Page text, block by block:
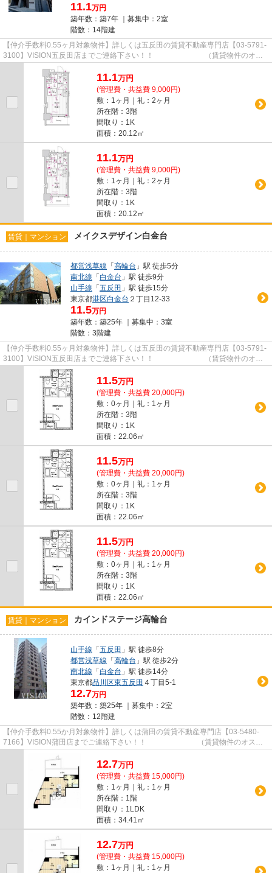
11.1万円
築年数：築7年 ｜募集中： 2室
階数：14階建
【仲介手数料0.55ヶ月対象物件】詳しくは五反田の賃貸不動産専門店【03-5791-
3100】VISION五反田店までご連絡下さい！！ （賃貸物件のオス
スメポイント）2駅利用可 脱衣...
11.1万円
(管理費・共益費 9,000円)
敷：1ヶ月｜礼：2ヶ月
所在階：3階
間取り：1K
面積：20.12㎡
11.1万円
(管理費・共益費 9,000円)
敷：1ヶ月｜礼：2ヶ月
所在階：3階
間取り：1K
面積：20.12㎡
賃貸｜マンション メイクスデザイン白金台
都営浅草線 「高輪台 」駅 徒歩5分
南北線 「白金台 」駅 徒歩9分
山手線 「五反田 」駅 徒歩15分
東京都港区白金台 ２丁目12-33
11.5万円
築年数：築25年 ｜募集中： 3室
階数：3階建
【仲介手数料0.55ヶ月対象物件】詳しくは五反田の賃貸不動産専門店【03-5791-
3100】VISION五反田店までご連絡下さい！！ （賃貸物件のオス
スメポイント）上階無し バスト...
11.5万円
(管理費・共益費 20,000円)
敷：0ヶ月｜礼：1ヶ月
所在階：3階
間取り：1K
面積：22.06㎡
11.5万円
(管理費・共益費 20,000円)
敷：0ヶ月｜礼：1ヶ月
所在階：3階
間取り：1K
面積：22.06㎡
11.5万円
(管理費・共益費 20,000円)
敷：0ヶ月｜礼：1ヶ月
所在階：3階
間取り：1K
面積：22.06㎡
賃貸｜マンション カインドステージ高輪台
山手線 「五反田 」駅 徒歩8分
都営浅草線 「高輪台 」駅 徒歩2分
南北線 「白金台 」駅 徒歩14分
東京都品川区東五反田 ４丁目5-1
12.7万円
築年数：築25年 ｜募集中： 2室
階数：12階建
【仲介手数料0.55か月対象物件】詳しくは蒲田の賃貸不動産専門店【03-5480-
7166】VISION蒲田店までご連絡下さい！！ （賃貸物件のオスス
メポイント）フローリング 浴室乾...
12.7万円
(管理費・共益費 15,000円)
敷：1ヶ月｜礼：1ヶ月
所在階：1階
間取り：1LDK
面積：34.41㎡
12.7万円
(管理費・共益費 15,000円)
敷：1ヶ月｜礼：1ヶ月